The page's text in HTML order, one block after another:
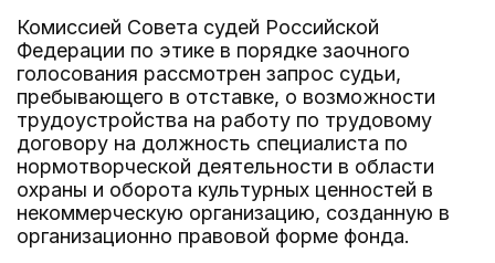
Комиссией Совета судей Российской
Федерации по этике в порядке заочного
голосования рассмотрен запрос судьи,
пребывающего в отставке, о возможности
трудоустройства на работу по трудовому
договору на должность специалиста по
нормотворческой деятельности в области
охраны и оборота культурных ценностей в
некоммерческую организацию, созданную в
организационно правовой форме фонда.